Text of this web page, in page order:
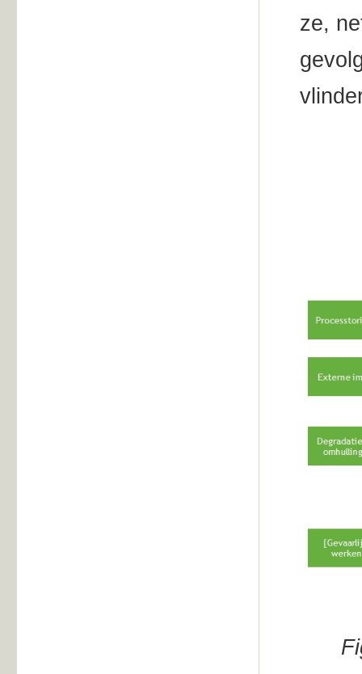
ze,